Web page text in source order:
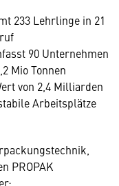
233 Lehrlinge in 21
90 Unternehmen
Mio Tonnen
von 2,4 Milliarden
Arbeitsplätze
PROPAK